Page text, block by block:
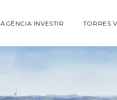
AGÊNCIA INVESTIR TORRES